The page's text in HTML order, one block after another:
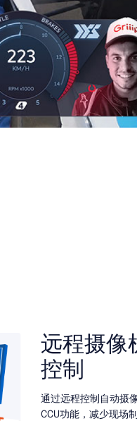
远程摄像
控制
通过远程控制自动摄
CCU功能，减少现场